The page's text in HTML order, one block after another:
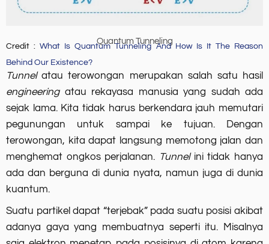
Quantum Tunneling
Credit :What Is Quantum Tunneling And How Is It The Reason
Behind Our Existence?
Tunnelatau terowongan merupakan salah satu hasil
engineering atau rekayasa manusia yang sudah ada
sejak lama. Kita tidak harus berkendara jauh memutari
pegunungan untuk sampai ke tujuan. Dengan
terowongan, kita dapat langsung memotong jalan dan
menghemat ongkos perjalanan. Tunnel ini tidak hanya
ada dan berguna di dunia nyata, namun juga di dunia
kuantum.
Suatu partikel dapat “terjebak” pada suatu posisi akibat
adanya gaya yang membuatnya seperti itu. Misalnya